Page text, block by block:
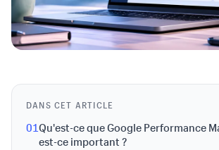
DANS CET ARTICLE
01Qu'est-ce que Google Performance
est-ce important ?